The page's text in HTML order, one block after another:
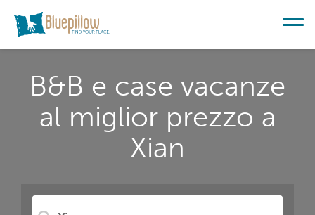
B&B e case vacanze
al miglior prezzo a
Xian